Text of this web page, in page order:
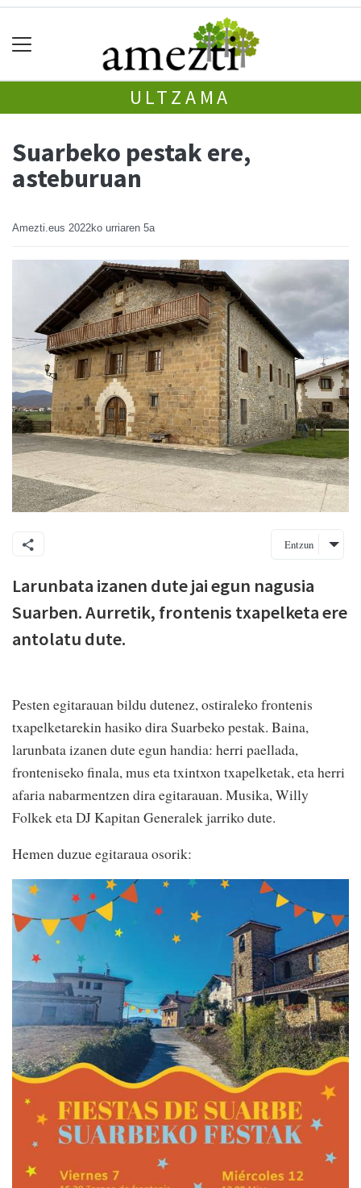
ULTZAMA
Suarbeko pestak ere,
asteburuan
Amezti.eus 2022ko urriaren 5a
Entzun
Larunbata izanen dute jai egun nagusia
Suarben. Aurretik, frontenis txapelketa ere
antolatu dute.
Pesten egitarauan bildu dutenez, ostiraleko frontenis
txapelketarekin hasiko dira Suarbeko pestak. Baina,
larunbata izanen dute egun handia: herri paellada,
fronteniseko finala, mus eta txintxon txapelketak, eta herri
afaria nabarmentzen dira egitarauan. Musika, Willy
Folkek eta DJ Kapitan Generalek jarriko dute.
Hemen duzue egitaraua osorik: